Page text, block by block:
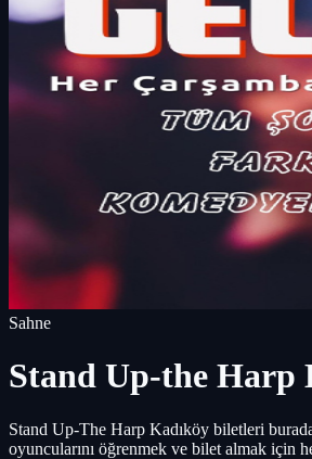
Sahne
Stand Up-the Harp
Stand Up-The Harp Kadıköy biletleri
oyuncularını öğrenmek ve bilet almak için